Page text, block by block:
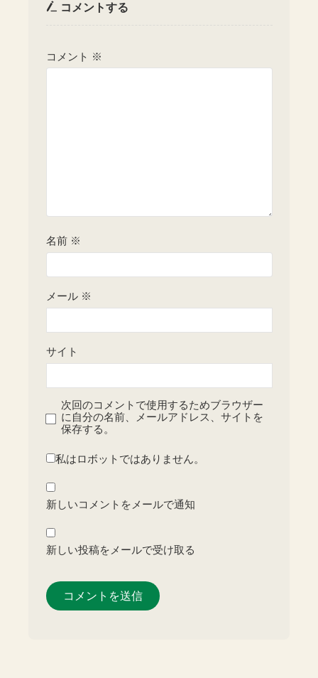
コメントする
コメント ※
名前 ※
メール ※
サイト
次回のコメントで使用するためブラウザー
に自分の名前、メールアドレス、サイトを
保存する。
私はロボットではありません。
新しいコメントをメールで通知
新しい投稿をメールで受け取る